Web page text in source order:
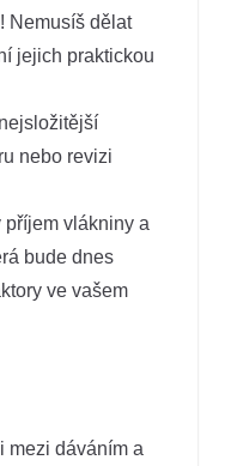
Nemusíš dělat
jejich praktickou
nebo revizi
příjem vlákniny a
bude dnes
ve vašem
mezi dáváním a